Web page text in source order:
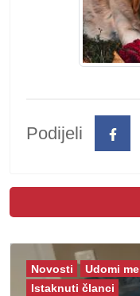
Podijeli
Novosti Udomi me
Istaknuti članci